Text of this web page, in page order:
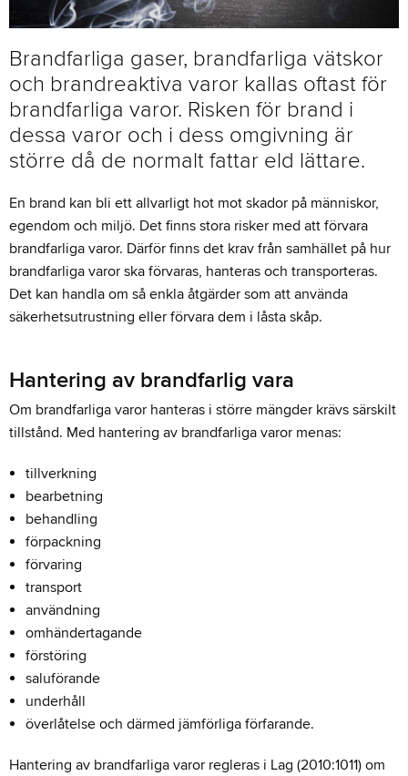
Brandfarliga gaser, brandfarliga vätskor
och brandreaktiva varor kallas oftast för
brandfarliga varor. Risken för brand i
dessa varor och i dess omgivning är
större då de normalt fattar eld lättare.
En brand kan bli ett allvarligt hot mot skador på människor,
egendom och miljö. Det finns stora risker med att förvara
brandfarliga varor. Därför finns det krav från samhället på hur
brandfarliga varor ska förvaras, hanteras och transporteras.
Det kan handla om så enkla åtgärder som att använda
säkerhetsutrustning eller förvara dem i låsta skåp.
Hantering av brandfarlig vara
Om brandfarliga varor hanteras i större mängder krävs särskilt
tillstånd. Med hantering av brandfarliga varor menas:
tillverkning
bearbetning
behandling
förpackning
förvaring
transport
användning
omhändertagande
förstöring
saluförande
underhåll
överlåtelse och därmed jämförliga förfarande.
Hantering av brandfarliga varor regleras i Lag (2010:1011) om